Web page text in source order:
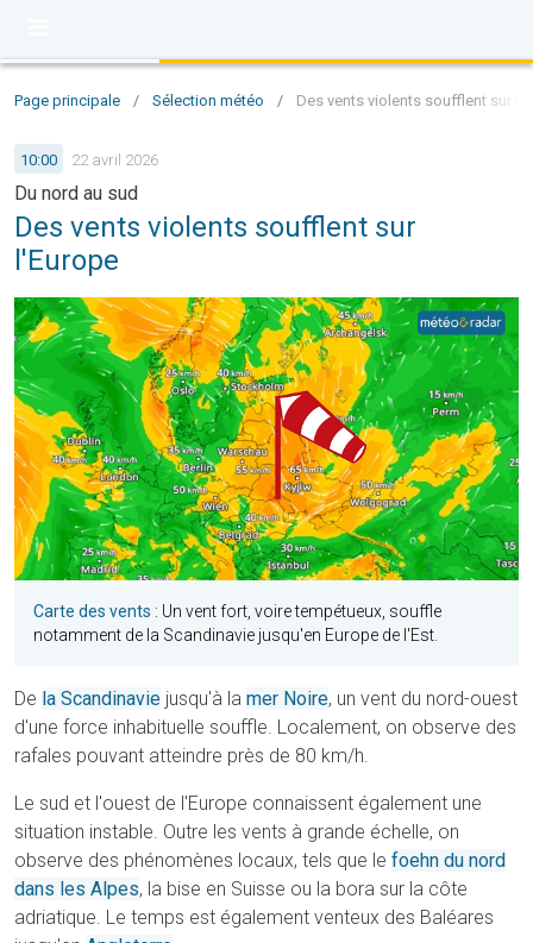
Page principale / Sélection météo / Des vents violents soufflent sur
10:00 22 avril 2026
Du nord au sud
Des vents violents soufflent sur
l'Europe
Carte des vents : Un vent fort, voire tempétueux, souffle
notamment de la Scandinavie jusqu'en Europe de l'Est.
De la Scandinavie jusqu'à la mer Noire, un vent du nord-ouest
d'une force inhabituelle souffle. Localement, on observe des
rafales pouvant atteindre près de 80 km/h.
Le sud et l'ouest de l'Europe connaissent également une
situation instable. Outre les vents à grande échelle, on
observe des phénomènes locaux, tels que le foehn du nord
dans les Alpes, la bise en Suisse ou la bora sur la côte
adriatique. Le temps est également venteux des Baléares